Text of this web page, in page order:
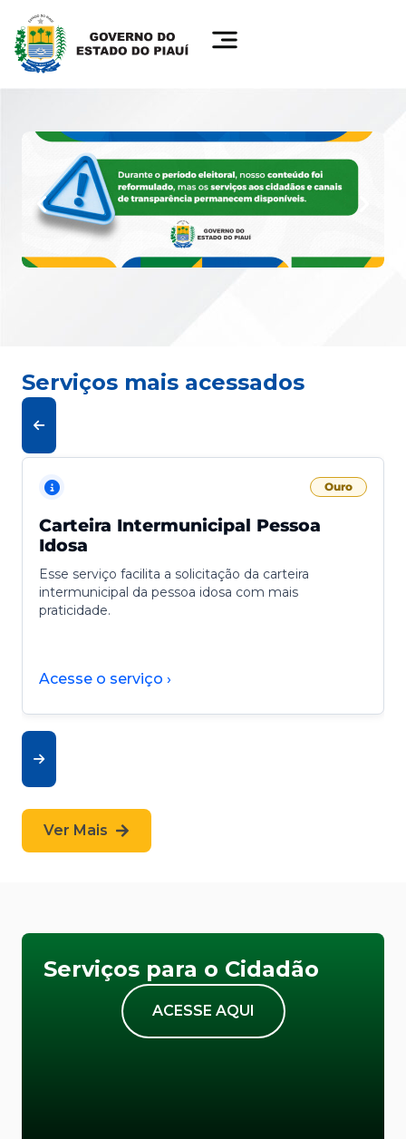
Serviços mais acessados
Ouro
Carteira Intermunicipal Pessoa
Idosa
Esse serviço facilita a solicitação da carteira
intermunicipal da pessoa idosa com mais
praticidade.
Acesse o serviço ›
Ver Mais
Serviços para o Cidadão
ACESSE AQUI